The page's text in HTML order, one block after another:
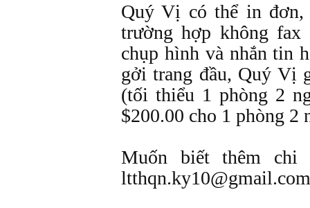
Quý Vị có thể in đơn,
trường hợp không
chụp hình và nhắn tin
gởi trang đầu, Quý Vị
(tối thiểu 1 phòng 2
$200.00 cho 1 phòng 2
Muốn biết thêm
ltthqn.ky10@gmail.com